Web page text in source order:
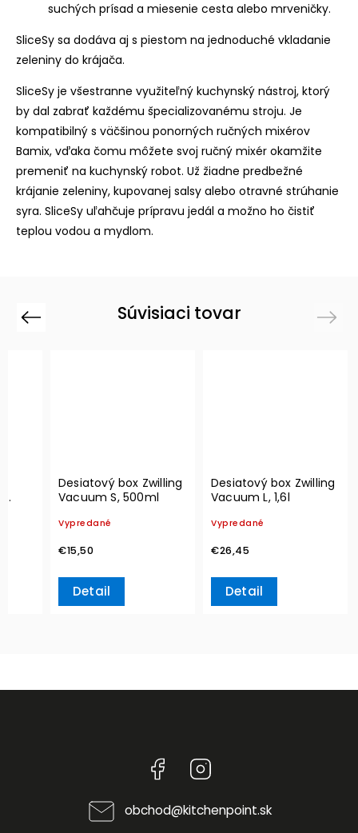
suchých prísad a miesenie cesta alebo mrveničky.
SliceSy sa dodáva aj s piestom na jednoduché vkladanie
zeleniny do krájača.
SliceSy je všestranne využiteľný kuchynský nástroj, ktorý
by dal zabrať každému špecializovanému stroju. Je
kompatibilný s väčšinou ponorných ručných mixérov
Bamix, vďaka čomu môžete svoj ručný mixér okamžite
premeniť na kuchynský robot. Už žiadne predbežné
krájanie zeleniny, kupovanej salsy alebo otravné strúhanie
syra. SliceSy uľahčuje prípravu jedál a možno ho čistiť
teplou vodou a mydlom.
Súvisiaci tovar
Previous
Desiatový box Zwilling
Vacuum S, 500ml
Vypredané
€15,50
Detail
Desiatový box Zwilling
Vacuum L, 1,6l
Vypredané
€26,45
Detail
Next
Facebook
obchod@kitchenpoint.sk